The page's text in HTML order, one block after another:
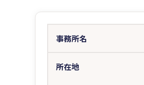
事務所名
所在地